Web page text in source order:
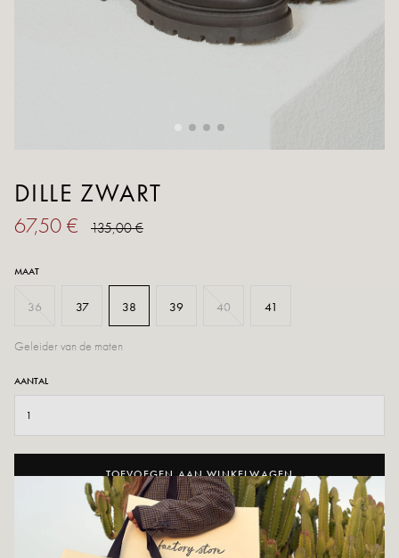
DILLE ZWART
67,50 € 135,00 €
MAAT
36 37 38 39 40 41
Geleider van de maten
AANTAL
TOEVOEGEN AAN WINKELWAGEN
AAN WENSLIJST TOEVOEGEN